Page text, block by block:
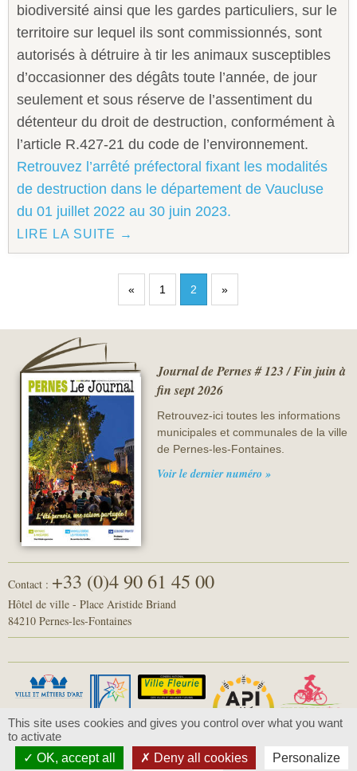
biodiversité ainsi que les gardes particuliers, sur le
territoire sur lequel ils sont commissionnés, sont
autorisés à détruire à tir les animaux susceptibles
d’occasionner des dégâts toute l’année, de jour
seulement et sous réserve de l’assentiment du
détenteur du droit de destruction, conformément à
l’article R.427-21 du code de l’environnement.
Retrouvez l’arrêté préfectoral fixant les modalités
de destruction dans le département de Vaucluse
du 01 juillet 2022 au 30 juin 2023.
LIRE LA SUITE →
« 1 2 »
Journal de Pernes # 123 / Fin juin à
fin sept 2026
Retrouvez-ici toutes les informations
municipales et communales de la ville
de Pernes-les-Fontaines.
Voir le dernier numéro »
Contact : +33 (0)4 90 61 45 00
Hôtel de ville - Place Aristide Briand
84210 Pernes-les-Fontaines
© 2016 - Pernes-les-Fontaines -Mentions légales- Politique de confidentialité
This site uses cookies and gives you control over what you want
to activate
OK, accept all
Deny all cookies Personalize